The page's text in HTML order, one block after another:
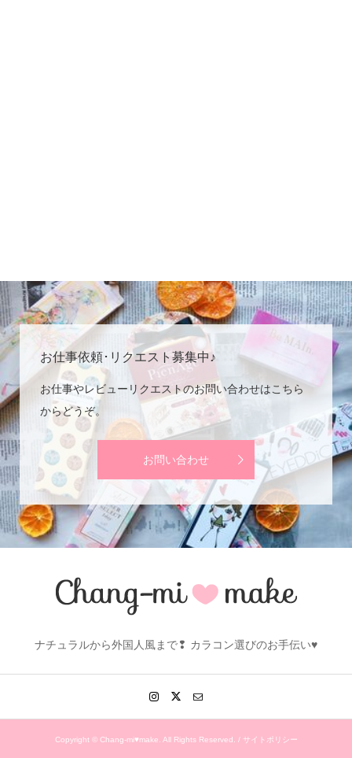
お仕事依頼･リクエスト募集中♪
お仕事やレビューリクエストのお問い合わせはこちら
からどうぞ。
お問い合わせ
ナチュラルから外国人風まで❢ カラコン選びのお手伝い♥
Copyright ©Chang-mi♥make. All Rights Reserved. / サイトポリシー